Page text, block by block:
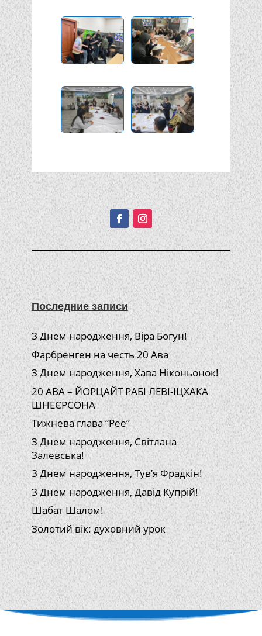
Подписывайтесь!
Последние записи
З Днем народження, Віра Богун!
Фарбренген на честь 20 Ава
З Днем народження, Хава Ніконьонок!
20 АВА – ЙОРЦАЙТ РАБІ ЛЕВІ-ІЦХАКА
ШНЕЄРСОНА
Тижнева глава “Рее”
З Днем народження, Світлана
Залевська!
З Днем народження, Тув’я Фрадкін!
З Днем народження, Давід Купрій!
Шабат Шалом!
Золотий вік: духовний урок